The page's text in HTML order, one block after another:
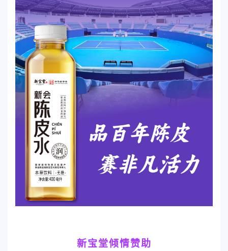
新宝堂倾情赞助